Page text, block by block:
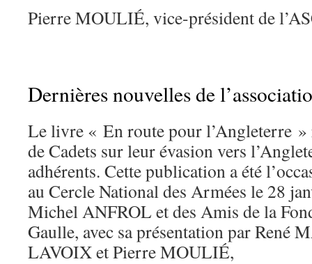
Pierre MOULIÉ, vice-président de
Dernières nouvelles de
Le livre « En route pour l’Angleterre »
de Cadets sur leur évasion vers
adhérents. Cette publication a été
au Cercle National des Armées le 28
Michel ANFROL et des Amis de la
Gaulle, avec sa présentation par René
LAVOIX et Pierre MOULIÉ,